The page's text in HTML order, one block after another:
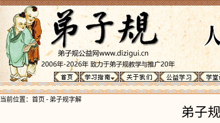
当前位置： 首页 - 弟子规字解
弟子